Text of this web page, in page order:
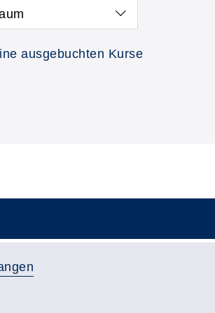
ausgebuchten Kurse